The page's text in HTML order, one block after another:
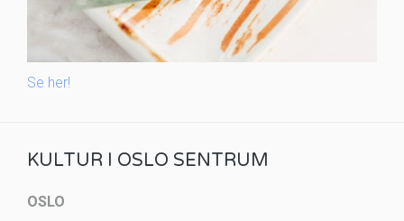
Se her!
KULTUR I OSLO SENTRUM
OSLO